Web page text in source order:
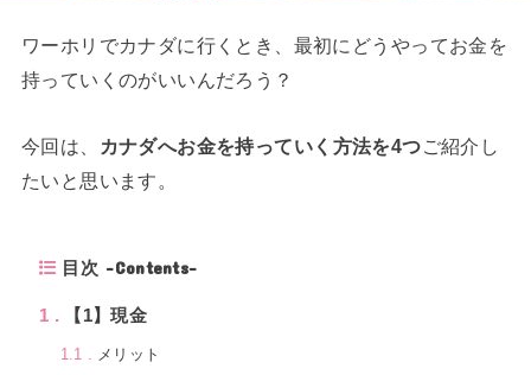
ワーホリでカナダに行くとき、最初にどうやってお金を
持っていくのがいいんだろう？
今回は、 カナダへお金を持っていく方法を4つご紹介し
たいと思います。
目次 -Contents-
1 【1】現金
1.1
メリット